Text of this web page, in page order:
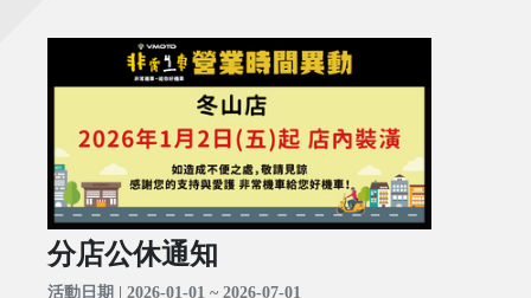
分店公休通知
活動日期 | 2026-01-01 ~ 2026-07-01